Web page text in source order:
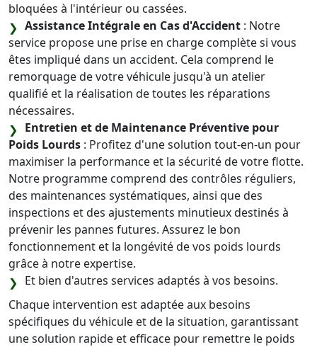
bloquées à l'intérieur ou cassées.
Assistance Intégrale en Cas d'Accident : Notre
service propose une prise en charge complète si vous
êtes impliqué dans un accident. Cela comprend le
remorquage de votre véhicule jusqu'à un atelier
qualifié et la réalisation de toutes les réparations
nécessaires.
Entretien et de Maintenance Préventive pour
Poids Lourds : Profitez d'une solution tout-en-un pour
maximiser la performance et la sécurité de votre flotte.
Notre programme comprend des contrôles réguliers,
des maintenances systématiques, ainsi que des
inspections et des ajustements minutieux destinés à
prévenir les pannes futures. Assurez le bon
fonctionnement et la longévité de vos poids lourds
grâce à notre expertise.
Et bien d'autres services adaptés à vos besoins.
Chaque intervention est adaptée aux besoins
spécifiques du véhicule et de la situation, garantissant
une solution rapide et efficace pour remettre le poids